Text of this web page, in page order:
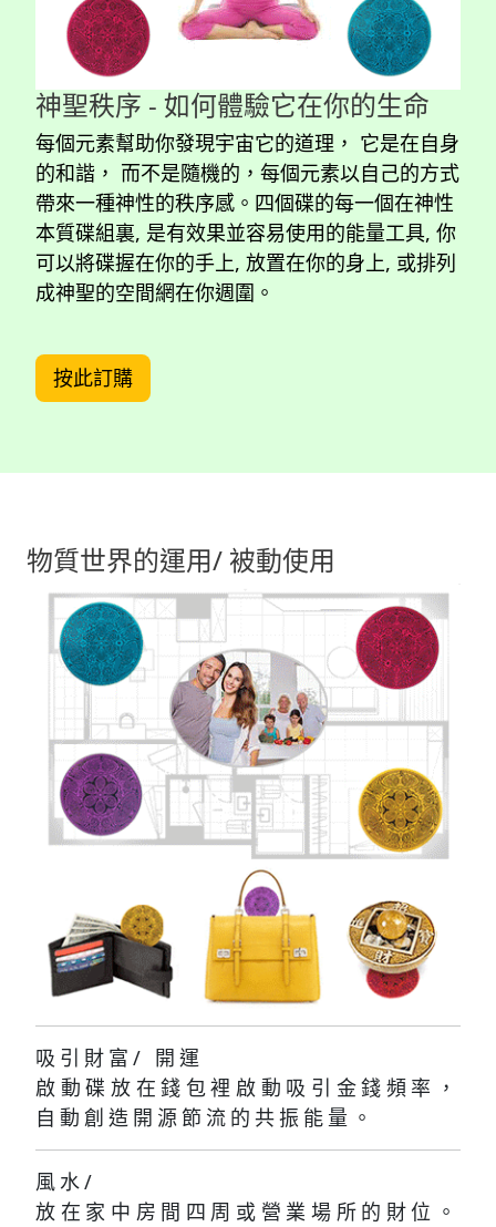
神聖秩序 - 如何體驗它在你的生命
每個元素幫助你發現宇宙它的道理， 它是在自身
的和諧， 而不是隨機的，每個元素以自己的方式
帶來一種神性的秩序感。四個碟的每一個在神性
本質碟組裏, 是有效果並容易使用的能量工具, 你
可以將碟握在你的手上, 放置在你的身上, 或排列
成神聖的空間網在你週圍。
按此訂購
物質世界的運用/ 被動使用
吸引財富/ 開運
啟動碟放在錢包裡啟動吸引金錢頻率，
自動創造開源節流的共振能量。
風水/
放在家中房間四周或營業場所的財位。